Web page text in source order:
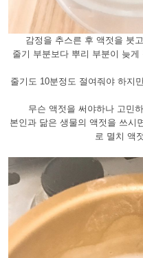
감정을 추스른 후 액젓을 붓
줄기 부분보다 뿌리 부분이 늦
줄기도 10분정도 절여줘야 하지
무슨 액젓을 써야하나 고민
본인과 닮은 생물의 액젓을 쓰시
로 멸치 액